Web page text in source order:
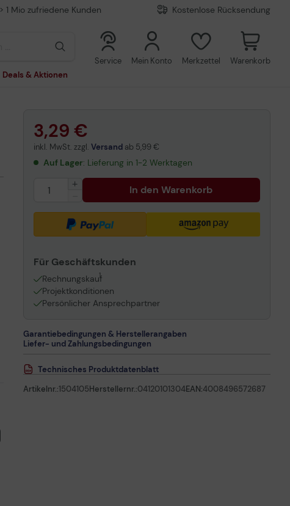
> 1 Mio zufriedene Kunden Kostenlose Rücksendung
Deals & Aktionen
Service Mein Konto Merkzettel Warenkorb
3,29 €
inkl. MwSt. zzgl. Versandab 5,99 €
Auf Lager: Lieferung in 1-2 Werktagen
In den Warenkorb
Für Geschäftskunden
Rechnungskauf
1
Projektkonditionen
Persönlicher Ansprechpartner
Garantiebedingungen & Herstellerangaben
Liefer- und Zahlungsbedingungen
Technisches Produktdatenblatt
Artikelnr.:1504105Herstellernr.:04120101304EAN:4008496572687